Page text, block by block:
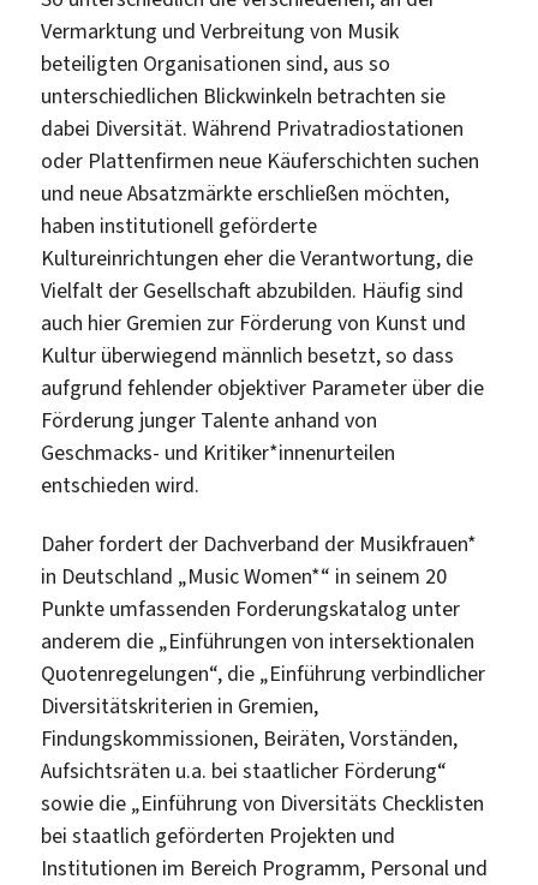
Vermarktung und Verbreitung von Musik
beteiligten Organisationen sind, aus so
unterschiedlichen Blickwinkeln betrachten sie
dabei Diversität. Während Privatradiostationen
oder Plattenfirmen neue Käuferschichten suchen
und neue Absatzmärkte erschließen möchten,
haben institutionell geförderte
Kultureinrichtungen eher die Verantwortung, die
Vielfalt der Gesellschaft abzubilden. Häufig sind
auch hier Gremien zur Förderung von Kunst und
Kultur überwiegend männlich besetzt, so dass
aufgrund fehlender objektiver Parameter über die
Förderung junger Talente anhand von
Geschmacks- und Kritiker*innenurteilen
entschieden wird.
Daher fordert der Dachverband der Musikfrauen*
in Deutschland „Music Women*“ in seinem 20
Punkte umfassenden Forderungskatalog unter
anderem die „Einführungen von intersektionalen
Quotenregelungen“, die „Einführung verbindlicher
Diversitätskriterien in Gremien,
Findungskommissionen, Beiräten, Vorständen,
Aufsichtsräten u.a. bei staatlicher Förderung“
sowie die „Einführung von Diversitäts Checklisten
bei staatlich geförderten Projekten und
Institutionen im Bereich Programm, Personal und